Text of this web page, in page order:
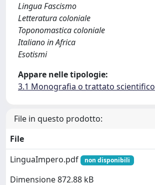
Lingua Fascismo
Letteratura coloniale
Toponomastica coloniale
Italiano in Africa
Esotismi
Appare nelle tipologie:
3.1 Monografia o trattato scientifico
File in questo prodotto:
File
LinguaImpero.pdf
non disponibili
Dimensione 872.88 kB